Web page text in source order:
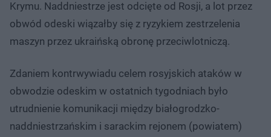
Krymu. Naddniestrze jest odcięte od Rosji, a lot przez
obwód odeski wiązałby się z ryzykiem zestrzelenia
maszyn przez ukraińską obronę przeciwlotniczą.
Zdaniem kontrwywiadu celem rosyjskich ataków w
obwodzie odeskim w ostatnich tygodniach było
utrudnienie komunikacji między białogrodzko-
naddniestrzańskim i sarackim rejonem (powiatem)